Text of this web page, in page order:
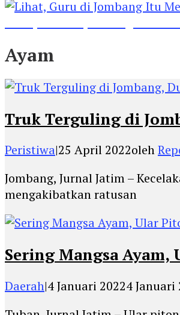
Ayam
Truk Terguling di
Peristiwa|25 April 2022oleh
Jombang, Jurnal Jatim –
mengakibatkan ratusan
Sering Mangsa
Daerah|4 Januari 20224 Januari